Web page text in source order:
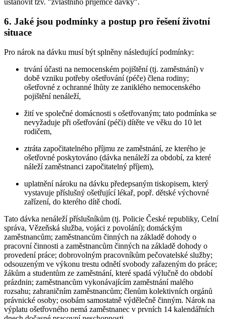
ustanovit tzv. "zvláštního příjemce dávky".
6. Jaké jsou podmínky a postup pro řešení životní
situace
Pro nárok na dávku musí být splněny následující podmínky:
trvání účasti na nemocenském pojištění (tj. zaměstnání) v
době vzniku potřeby ošetřování (péče) člena rodiny;
ošetřovné z ochranné lhůty ze zaniklého nemocenského
pojištění nenáleží,
žití ve společné domácnosti s ošetřovaným; tato podmínka se
nevyžaduje při ošetřování (péči) dítěte ve věku do 10 let
rodičem,
ztráta započitatelného příjmu ze zaměstnání, ze kterého je
ošetřovné poskytováno (dávka nenáleží za období, za které
náleží zaměstnanci započitatelný příjem),
uplatnění nároku na dávku předepsaným tiskopisem, který
vystavuje příslušný ošetřující lékař, popř. dětské výchovné
zařízení, do kterého dítě chodí.
Tato dávka nenáleží příslušníkům (tj. Policie České republiky, Celní
správa, Vězeňská služba, vojáci z povolání); domáckým
zaměstnancům; zaměstnancům činných na základě dohody o
pracovní činnosti a zaměstnancům činných na základě dohody o
provedení práce; dobrovolným pracovníkům pečovatelské služby;
odsouzeným ve výkonu trestu odnětí svobody zařazeným do práce;
žákům a studentům ze zaměstnání, které spadá výlučně do období
prázdnin; zaměstnancům vykonávajícím zaměstnání malého
rozsahu; zahraničním zaměstnancům; členům kolektivních orgánů
právnické osoby; osobám samostatně výdělečně činným. Nárok na
výplatu ošetřovného nemá zaměstnanec v prvních 14 kalendářních